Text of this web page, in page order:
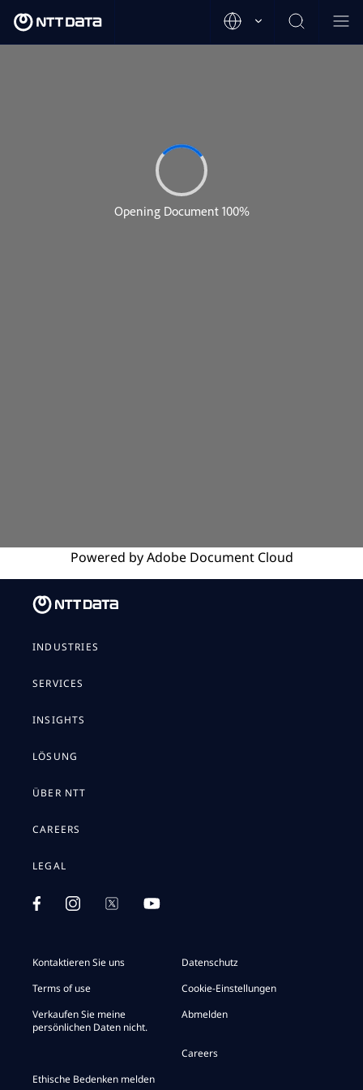
Powered byAdobeDocument Cloud
INDUSTRIES
SERVICES
INSIGHTS
LÖSUNG
ÜBER NTT
CAREERS
LEGAL
Kontaktieren Sie uns
Datenschutz
Terms of use
Cookie-Einstellungen
Verkaufen Sie meine
persönlichen Daten nicht.
Abmelden
Careers
Ethische Bedenken melden